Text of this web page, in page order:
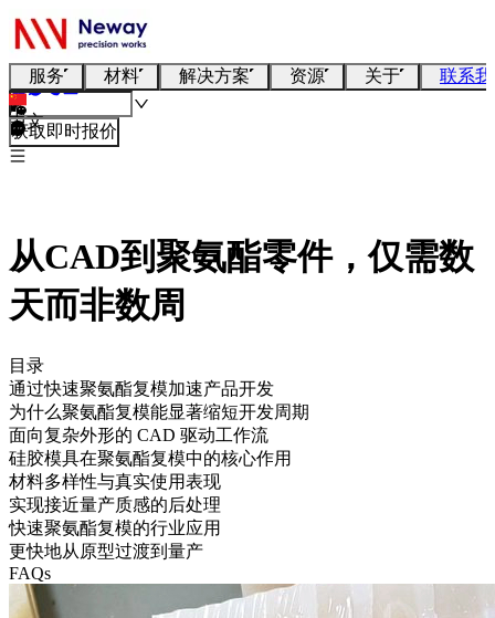
服务 材料 解决方案 资源 关于 联系
中文
获取即时报价
从CAD到聚氨酯零件，仅需数
天而非数周
目录
通过快速聚氨酯复模加速产品开发
为什么聚氨酯复模能显著缩短开发周期
面向复杂外形的 CAD 驱动工作流
硅胶模具在聚氨酯复模中的核心作用
材料多样性与真实使用表现
实现接近量产质感的后处理
快速聚氨酯复模的行业应用
更快地从原型过渡到量产
FAQs